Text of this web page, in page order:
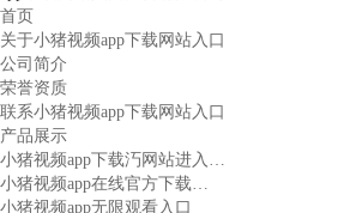
首页
关于小猪视频app下载网站入口
公司简介
荣誉资质
联系小猪视频app下载网站入口
产品展示
小猪视频app下载汅网站进入…
小猪视频app在线官方下载…
小猪视频app无限观看入口